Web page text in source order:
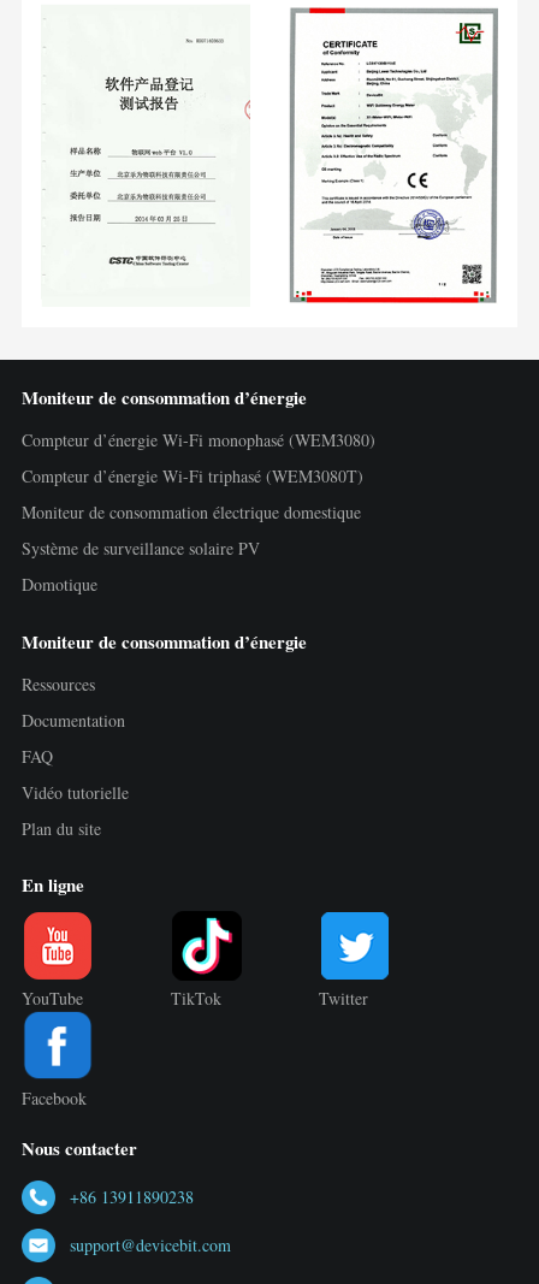
Moniteur de consommation d’énergie
Compteur d’énergie Wi-Fi monophasé (WEM3080)
Compteur d’énergie Wi-Fi triphasé (WEM3080T)
Moniteur de consommation électrique domestique
Système de surveillance solaire PV
Domotique
Moniteur de consommation d’énergie
Ressources
Documentation
FAQ
Vidéo tutorielle
Plan du site
En ligne
YouTube TikTok Twitter
Facebook
Nous contacter
+86 13911890238
support@devicebit.com